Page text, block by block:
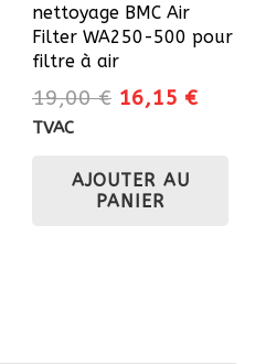
nettoyage BMC Air
Filter WA250-500 pour
filtre à air
19,00€ Le
était :
19,00 €.
16,15 €Le
TVAC
AJOUTER AU
PANIER